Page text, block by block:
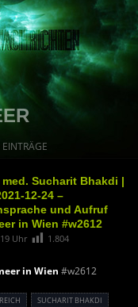
med. Sucharit Bhakdi |
12-24 –
und Aufruf
in Wien #w2612
Uhr 1.804
in Wien #w2612
SUCHARIT BHAKDI